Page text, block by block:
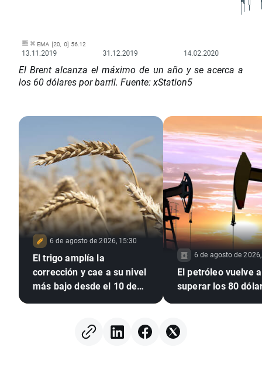
El Brent alcanza el máximo de un año y se acerca a
los 60 dólares por barril. Fuente: xStation5
6 de agosto de 2026, 15:30
El trigo amplía la
corrección y cae a su nivel
más bajo desde el 10 de
6 de agosto de
El petróleo vuelve a
superar los 80